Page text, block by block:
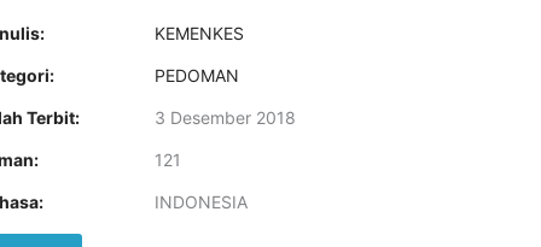
KEMENKES
PEDOMAN
Terbit: 3 Desember 2018
121
INDONESIA